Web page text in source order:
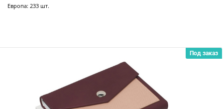
Европа: 233 шт.
Под заказ